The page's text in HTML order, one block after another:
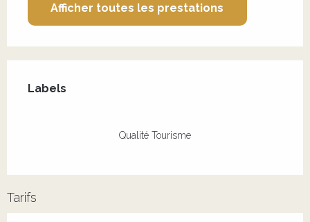
Afficher toutes les prestations
Labels
Labels
Qualité Tourisme
Tarifs